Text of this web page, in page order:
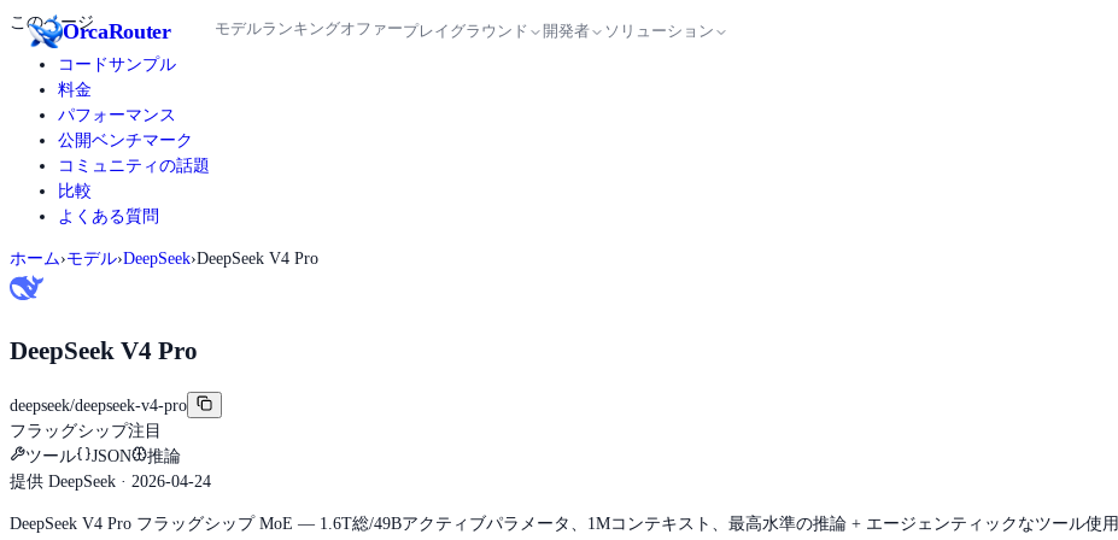
OrcaRouter モデルランキングオファープレイグラウンド 開発者 ソリューション
このページ
コードサンプル
料金
パフォーマンス
公開ベンチマーク
コミュニティの話題
比較
よくある質問
ホーム›モデル›DeepSeek›DeepSeek V4 Pro
DeepSeek V4 Pro
deepseek/deepseek-v4-pro
フラッグシップ注目
ツール
JSON
推論
提供 DeepSeek · 2026-04-24
DeepSeek V4 Pro フラッグシップ MoE — 1.6T総/49Bアクティブパラメータ、1Mコンテキスト、最高水準の推論 + エージェンティックなツール使用